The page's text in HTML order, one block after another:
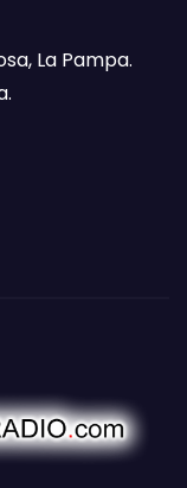
La Pampa.